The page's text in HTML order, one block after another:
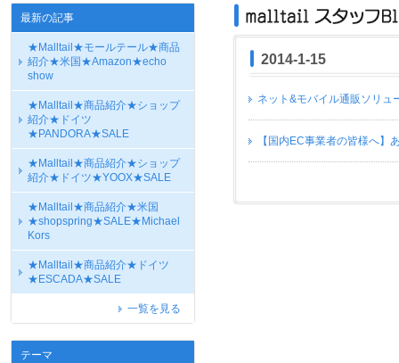
最新の記事
★Malltail★モールテール★商品
紹介★米国★Amazon★echo
show
★Malltail★商品紹介★ショップ
紹介★ドイツ
★PANDORA★SALE
★Malltail★商品紹介★ショップ
紹介★ドイツ★YOOX★SALE
★Malltail★商品紹介★米国
★shopspring★SALE★Michael
Kors
★Malltail★商品紹介★ドイツ
★ESCADA★SALE
一覧を見る
テーマ
2014-1-15
ネット&モバイル通販ソリュ
【国内EC事業者の皆様へ】